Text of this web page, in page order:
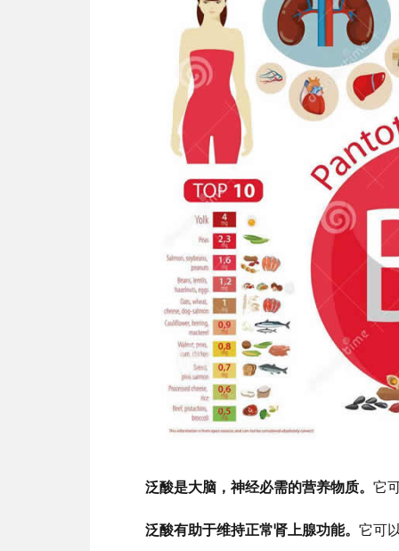
泛酸是大脑，神经必需的营养物质。 它
泛酸有助于维持正常肾上腺功能。 它可